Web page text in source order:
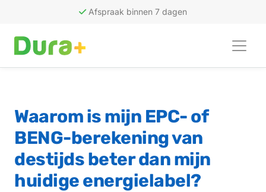
Afspraak binnen 7 dagen
Waarom is mijn EPC- of
BENG-berekening van
destijds beter dan mijn
huidige energielabel?